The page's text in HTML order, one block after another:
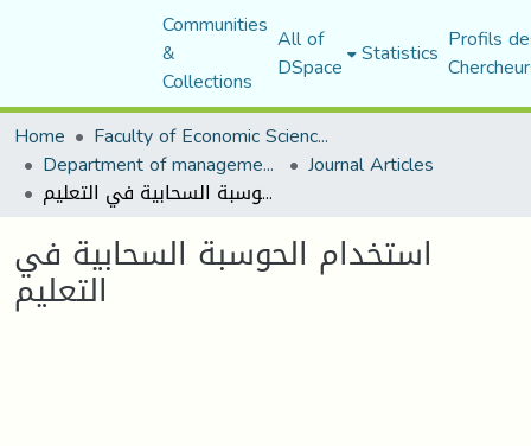
Communities
&
Collections
All of
DSpace Statistics Profils
Home
Faculty of Economic Sciences, Commerce and Management Sciences
Department of management sciences Journal Articles
استخدام الحوسبة السحابية في التعليم
استخدام الحوسبة السحابية في
التعليم